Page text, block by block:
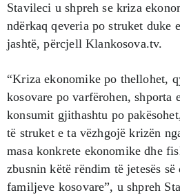
Stavileci u shpreh se kriza
ndërkaq qeveria po struket duke
jashtë, përcjell Klankosova.tv.
“Kriza ekonomike po thellohet,
kosovare po varfërohen, shporta
konsumit gjithashtu po
të struket e ta vëzhgojë krizën
masa konkrete ekonomike dhe
zbusnin këtë rëndim të jetesës së
familjeve kosovare”, u shpreh